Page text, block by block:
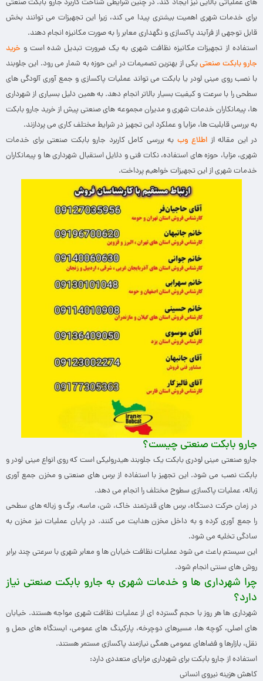
های عملیاتی بالایی نیز ایجاد کند. در چنین شرایطی شناخت کاربرد جارو بابکت صنعتی
برای خدمات شهری اهمیت بیشتری پیدا می کند، زیرا این تجهیزات می توانند بخش
قابل توجهی از فرآیند پاکسازی و نگهداری معابر را به صورت مکانیزه انجام دهند.
استفاده از تجهیزات مکانیزه نظافت شهری به یک ضرورت تبدیل شده است و خرید
جارو بابکت صنعتییکی از بهترین تصمیمات در این حوزه به شمار می رود. این جلوبند
با نصب روی مینی لودر یا بابکت می تواند عملیات پاکسازی و جمع آوری آلودگی های
سطحی را با سرعت و کیفیت بسیار بالاتر انجام دهد. به همین دلیل بسیاری از شهرداری
ها، پیمانکاران خدمات شهری و مدیران مجموعه های صنعتی پیش از خرید جارو بابکت
به بررسی قابلیت ها، مزایا و عملکرد این تجهیز در شرایط مختلف کاری می پردازند.
در این مقاله از اطلاع وب به بررسی کامل کاربرد جارو بابکت صنعتی برای خدمات
شهری، مزایا، حوزه های استفاده، نکات فنی و دلایل استقبال شهرداری ها و پیمانکاران
خدمات شهری از این تجهیزات خواهیم پرداخت.
جارو بابکت صنعتی چیست؟
جارو صنعتی مینی لودری بابکت یک جلوبند هیدرولیکی است که روی انواع مینی لودر و
بابکت نصب می شود. این تجهیز با استفاده از برس های صنعتی و مخزن جمع آوری
زباله، عملیات پاکسازی سطوح مختلف را انجام می دهد.
در زمان حرکت دستگاه، برس های قدرتمند خاک، شن، ماسه، برگ و زباله های سطحی
را جمع آوری کرده و به داخل مخزن هدایت می کنند. در پایان عملیات نیز مخزن به
سادگی تخلیه می شود.
این سیستم باعث می شود عملیات نظافت خیابان ها و معابر شهری با سرعتی چند برابر
روش های سنتی انجام شود.
چرا شهرداری ها و خدمات شهری به جارو بابکت صنعتی نیاز
دارد؟
شهرداری ها هر روز با حجم گسترده ای از عملیات نظافت شهری مواجه هستند. خیابان
های اصلی، کوچه ها، مسیرهای دوچرخه، پارکینگ های عمومی، ایستگاه های حمل و
نقل، بازارها و فضاهای عمومی همگی نیازمند پاکسازی مستمر هستند.
استفاده از جارو بابکت برای شهرداری مزایای متعددی دارد:
کاهش هزینه نیروی انسانی